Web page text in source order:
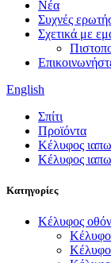
Νέα
Συχνές
Σχετικά με
English
Σπίτι
Προϊόντα
Κέλυφος
Κέλυφος
Κατηγορίες
Κέλυφος